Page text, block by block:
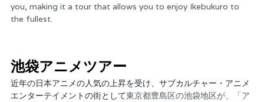
you, making it a tour that allows you to enjoy Ikebukuro to
the fullest.
池袋アニメツアー
近年の日本アニメの人気の上昇を受け、サブカルチャー・アニメ
エンターテイメントの街として東京都豊島区の池袋地区が、「ア